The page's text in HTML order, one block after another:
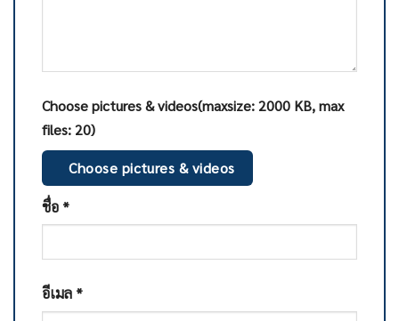
Choose pictures & videos(maxsize: 2000 KB, max
files: 20)
Choose pictures & videos
ชื่อ *
อีเมล *